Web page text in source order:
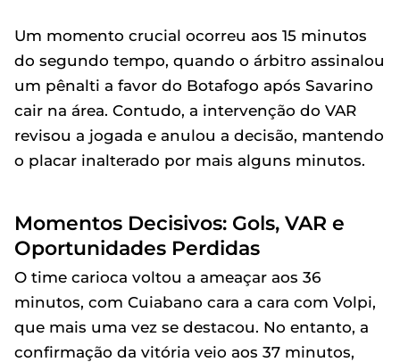
Um momento crucial ocorreu aos 15 minutos
do segundo tempo, quando o árbitro assinalou
um pênalti a favor do Botafogo após Savarino
cair na área. Contudo, a intervenção do VAR
revisou a jogada e anulou a decisão, mantendo
o placar inalterado por mais alguns minutos.
Momentos Decisivos: Gols, VAR e
Oportunidades Perdidas
O time carioca voltou a ameaçar aos 36
minutos, com Cuiabano cara a cara com Volpi,
que mais uma vez se destacou. No entanto, a
confirmação da vitória veio aos 37 minutos,